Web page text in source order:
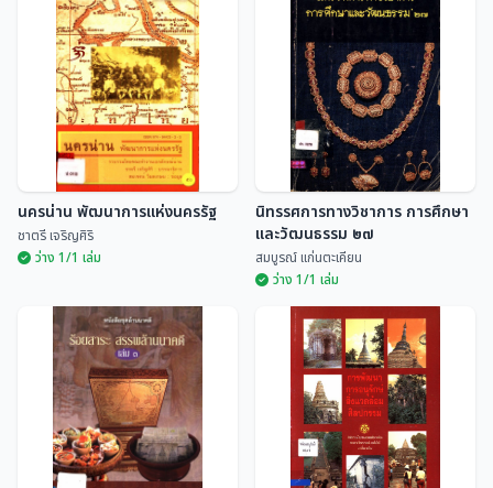
แง่คิดจากวรรณคดีและ
วรรณกรรม
เบญจมาศ พลอินทร์
ประวัติและผลงานบุคลากรผู้มีผล
งานดีเด่นทางด้านวัฒนธรรม
ระดับจังหวัด ประจำปี 2535
ศูนย์ศิลปวัฒนธรรม สถ...
นครน่าน พัฒนาการแห่งนครรัฐ
ชาตรี เจริญศิริ
นครน่าน พัฒนาการแห่งนครรัฐ
ชาตรี เจริญศิริ
ว่าง 1/1 เล่ม
นิทรรศการทางวิชาการ การศึกษา
และวัฒนธรรม ๒๗
สมบูรณ์ แก่นตะเคียน
นิทรรศการทางวิชาการ การศึกษา
และวัฒนธรรม ๒๗
สมบูรณ์ แก่นตะเคียน
ว่าง 1/1 เล่ม